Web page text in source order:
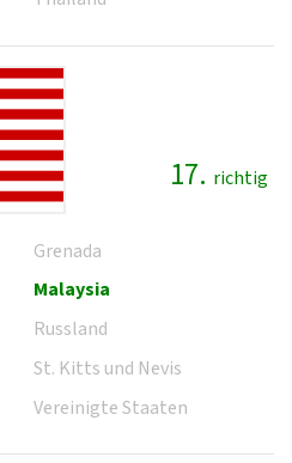
17. richtig
Grenada
Malaysia
Russland
St. Kitts und Nevis
Vereinigte Staaten